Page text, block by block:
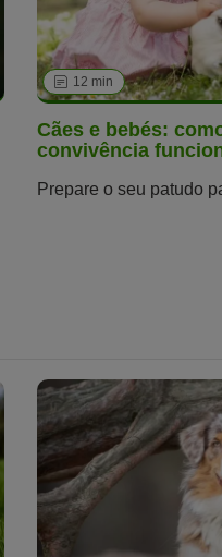
12 min
Cães e bebés:
convivência
Prepare o seu patudo